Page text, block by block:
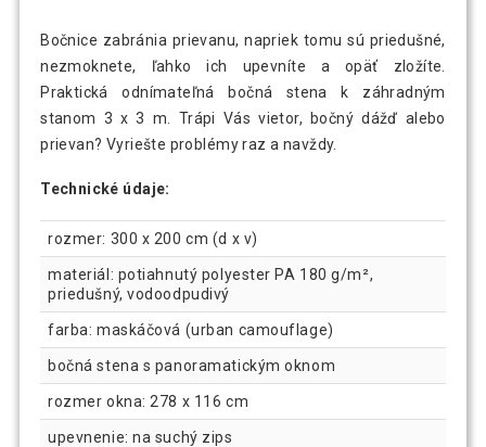
Bočnice zabránia prievanu, napriek tomu sú priedušné,
nezmoknete, ľahko ich upevníte a opäť zložíte.
Praktická odnímateľná bočná stena k záhradným
stanom 3 x 3 m. Trápi Vás vietor, bočný dážď alebo
prievan? Vyriešte problémy raz a navždy.
Technické údaje:
rozmer: 300 x 200 cm (d x v)
materiál: potiahnutý polyester PA 180 g/m²,
priedušný, vodoodpudivý
farba: maskáčová (urban camouflage)
bočná stena s panoramatickým oknom
rozmer okna: 278 x 116 cm
upevnenie: na suchý zips